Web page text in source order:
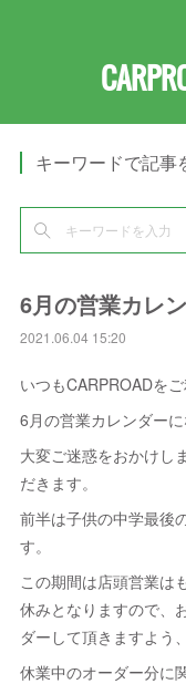
キーワードで記事
6月の営業カレ
2021.06.04 15:20
いつもCARPROADを
6月の営業カレンダーに
大変ご迷惑をおかけし
だきます。
前半は子供の中学最後
す。
この期間は店頭営業は
休みとなりますので、
ダーして頂きますよう
休業中のオーダー分に